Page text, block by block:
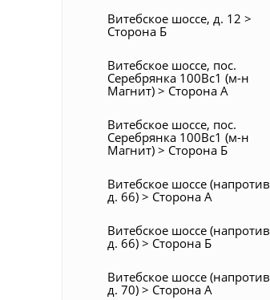
Витебское шоссе, д. 12 >
Сторона Б
Витебское шоссе, пос.
Серебрянка 100Вс1 (м-н
Магнит) > Сторона А
Витебское шоссе, пос.
Серебрянка 100Вс1 (м-н
Магнит) > Сторона Б
Витебское шоссе (напротив
д. 66) > Сторона А
Витебское шоссе (напротив
д. 66) > Сторона Б
Витебское шоссе (напротив
д. 70) > Сторона А